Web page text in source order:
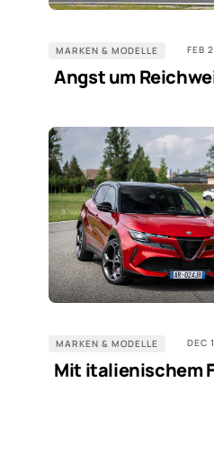
MARKEN & MODELLE FEB
Angst um
MARKEN & MODELLE DEC
Mit italienischem